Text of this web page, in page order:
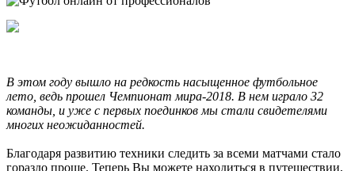
В этом году вышло на редкость насыщенное футбольное
лето, ведь прошел Чемпионат мира-2018. В нем играло 32
команды, и уже с первых поединков мы стали свидетелями
многих неожиданностей.
Благодаря развитию техники следить за всеми матчами стало
гораздо проще. Теперь Вы можете находиться в путешествии,